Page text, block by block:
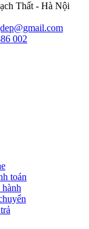
Thất - Hà Nội
002
toán